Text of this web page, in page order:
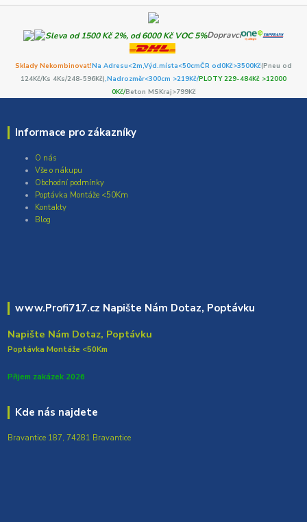
Dopravci
Sklady Nekombinovat!Na Adresu<2m,Výd.místa<50cmČR od0Kč>3500Kč(Pneu od
124Kč/Ks 4Ks/248-596Kč),Nadrozměr<300cm >219Kč/PLOTY 229-484Kč >12000
0Kč/Beton MSKraj>799Kč
Informace pro zákazníky
O nás
Vše o nákupu
Obchodní podmínky
Poptávka Montáže <50Km
Kontakty
Blog
www.Profi717.cz Napište Nám Dotaz, Poptávku
Napište Nám Dotaz, Poptávku
Poptávka Montáže <50Km
Přijem zakázek 2026
Kde nás najdete
Bravantice 187, 74281 Bravantice